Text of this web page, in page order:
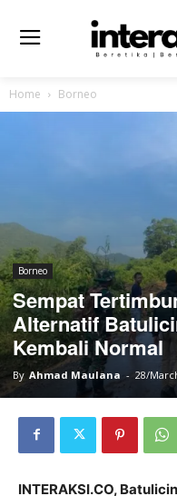
Home Borneo
Borneo
Sempat
Alternatif
Kembali Normal
By Ahmad Maulana - 28/
INTERAKSI.CO, Batulicin